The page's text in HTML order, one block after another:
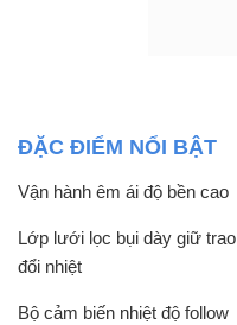
ĐẶC ĐIỂM NỔI BẬT
Vận hành êm ái độ bền cao
Lớp lưới lọc bụi dày giữ trao
đổi nhiệt
Bộ cảm biến nhiệt độ follow